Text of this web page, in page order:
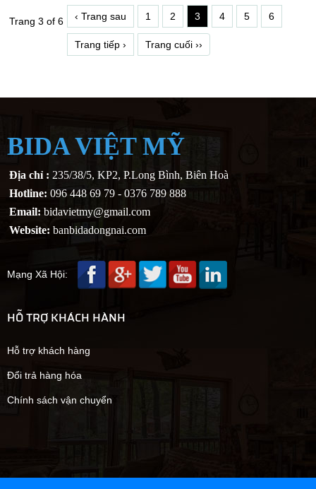
Trang 3 of 6 ‹ Trang sau 1 2 3 4 5 6
Trang tiếp › Trang cuối ››
BIDA VIỆT MỸ
Địa chỉ : 235/38/5, KP2, P.Long Bình, Biên Hoà
Hotline: 096 448 69 79 - 0376 789 888
Email: bidavietmy@gmail.com
Website: banbidadongnai.com
Mạng Xã Hội:
HỖ TRỢ KHÁCH HÀNH
Hỗ trợ khách hàng
Đổi trả hàng hóa
Chính sách vận chuyển